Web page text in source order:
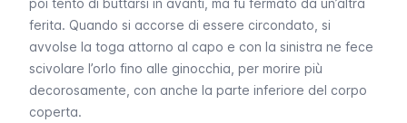
poi tentò di buttarsi in avanti, ma fu fermato da un’altra
ferita. Quando si accorse di essere circondato, si
avvolse la toga attorno al capo e con la sinistra ne fece
scivolare l’orlo fino alle ginocchia, per morire più
decorosamente, con anche la parte inferiore del corpo
coperta.